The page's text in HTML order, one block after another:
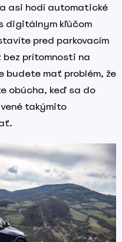
asi hodí automatické
digitálnym kľúčom
pred parkovacím
bez prítomnosti na
budete mať problém, že
obúcha, keď sa do
takýmito